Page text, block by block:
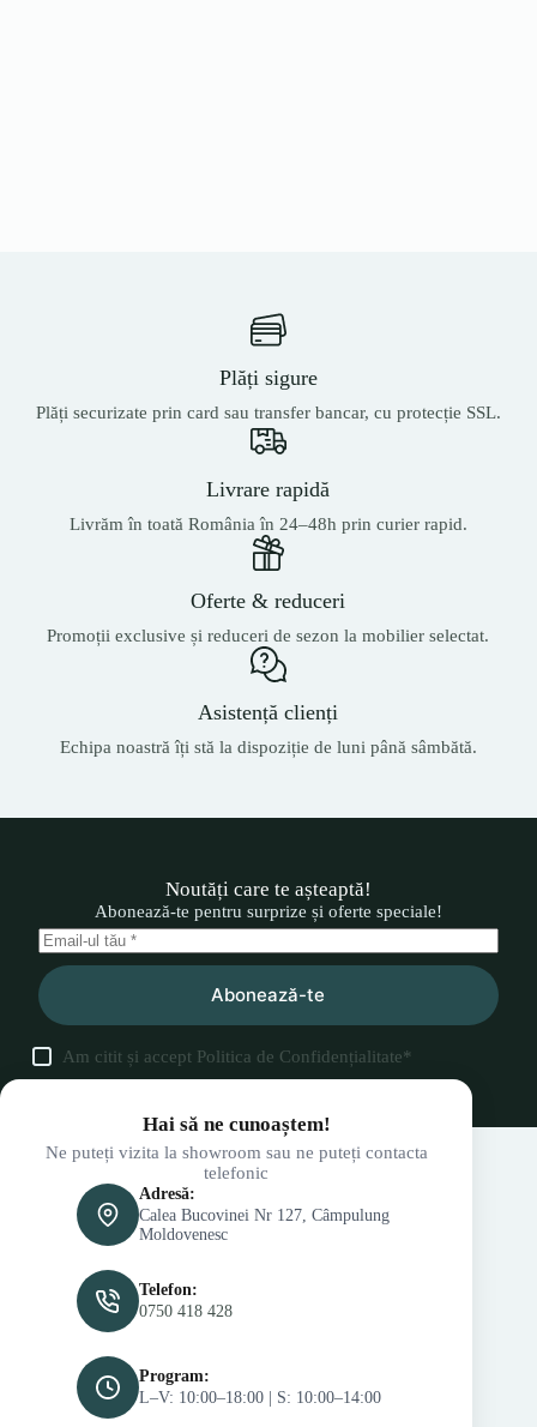
Plăți sigure
Plăți securizate prin card sau transfer bancar, cu protecție SSL.
Livrare rapidă
Livrăm în toată România în 24–48h prin curier rapid.
Oferte & reduceri
Promoții exclusive și reduceri de sezon la mobilier selectat.
Asistență clienți
Echipa noastră îți stă la dispoziție de luni până sâmbătă.
Noutăți care te așteaptă!
Abonează-te pentru surprize și oferte speciale!
Abonează-te
Am citit și accept Politica de Confidențialitate*
Hai să ne cunoaștem!
Ne puteți vizita la showroom sau ne puteți contacta
telefonic
Adresă:
Calea Bucovinei Nr 127, Câmpulung
Moldovenesc
Telefon:
0750 418 428
Program:
L–V: 10:00–18:00 | S: 10:00–14:00